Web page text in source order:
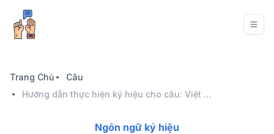
Trang Chủ
Câu
Hướng dẫn thực hiện ký hiệu cho câu: Việt Nam có lũ lụt không?
Ngôn ngữ ký hiệu